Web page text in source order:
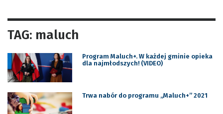
TAG: maluch
Program Maluch+. W każdej gminie opieka
dla najmłodszych! (VIDEO)
Trwa nabór do programu „Maluch+” 2021